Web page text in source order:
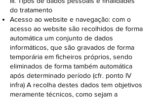
do tratamento
Acesso ao website e navegação: com o
acesso ao website são recolhidos de forma
automática um conjunto de dados
informáticos, que são gravados de forma
temporária em ficheiros próprios, sendo
eliminados de forma também automática
após determinado período (cfr. ponto IV
infra) A recolha destes dados tem objetivos
meramente técnicos, como sejam a